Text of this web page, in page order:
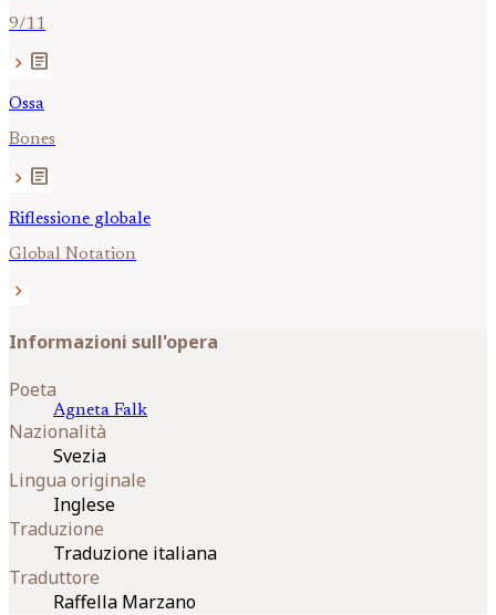
9/11
chevron_right article
Ossa
Bones
chevron_right article
Riflessione globale
Global Notation
chevron_right
Informazioni sull'opera
Poeta
Agneta Falk
Nazionalità
Svezia
Lingua originale
Inglese
Traduzione
Traduzione italiana
Traduttore
Raffella Marzano